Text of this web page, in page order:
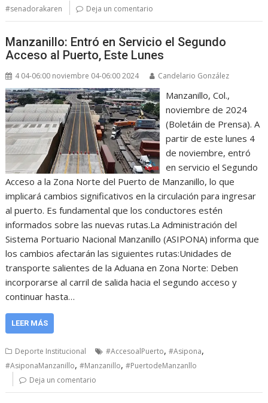
#senadorakaren Deja un comentario
Manzanillo: Entró en Servicio el Segundo
Acceso al Puerto, Este Lunes
4 04-06:00 noviembre 04-06:00 2024 Candelario González
Manzanillo, Col.,
noviembre de 2024
(Boletáin de Prensa). A
partir de este lunes 4
de noviembre, entró
en servicio el Segundo
Acceso a la Zona Norte del Puerto de Manzanillo, lo que
implicará cambios significativos en la circulación para ingresar
al puerto. Es fundamental que los conductores estén
informados sobre las nuevas rutas.La Administración del
Sistema Portuario Nacional Manzanillo (ASIPONA) informa que
los cambios afectarán las siguientes rutas:Unidades de
transporte salientes de la Aduana en Zona Norte: Deben
incorporarse al carril de salida hacia el segundo acceso y
continuar hasta…
LEER MÁS
Deporte Institucional #AccesoalPuerto,#Asipona,
#AsiponaManzanillo,#Manzanillo,#PuertodeManzanllo
Deja un comentario